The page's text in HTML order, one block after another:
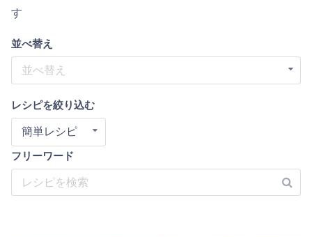
す
並べ替え
並べ替え
レシピを絞り込む
簡単レシピ
フリーワード